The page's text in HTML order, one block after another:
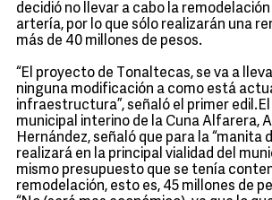
decidió no llevar a cabo la
artería, por lo que sólo realizarán una
más de 40 millones de pesos.
“El proyecto de Tonaltecas, se va a
ninguna modificación a como está
infraestructura”, señaló el primer
municipal interino de la Cuna Alfarera,
Hernández, señaló que para la “manita
realizará en la principal vialidad del
mismo presupuesto que se tenía
remodelación, esto es, 45 millones de